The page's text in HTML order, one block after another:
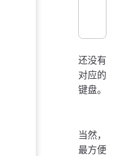
还没有
对应的
键盘。
当然，
最方便